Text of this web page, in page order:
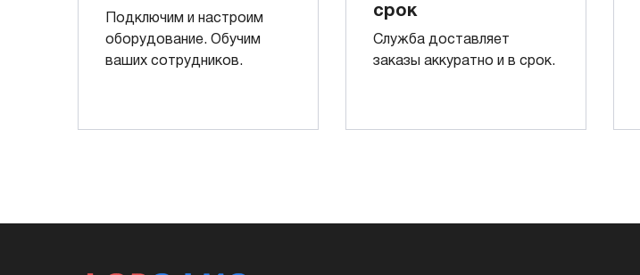
Подключим и настроим
оборудование. Обучим
ваших сотрудников.
срок
Служба доставляет
заказы аккуратно и в срок.